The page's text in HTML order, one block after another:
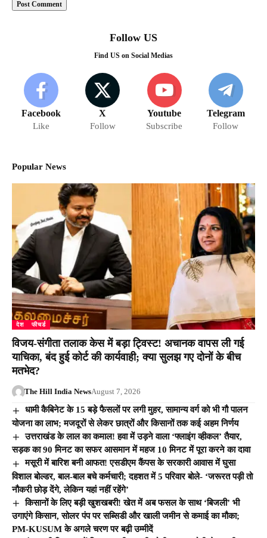
Follow US
Find US on Social Medias
Facebook
Like
X
Follow
Youtube
Subscribe
Telegram
Follow
Popular News
देश फीचर्ड
विजय-संगीता तलाक केस में बड़ा ट्विस्ट! अचानक वापस ली गई
याचिका, बंद हुई कोर्ट की कार्यवाही; क्या सुलझ गए दोनों के बीच
मतभेद?
The Hill India NewsAugust 7, 2026
धामी कैबिनेट के 15 बड़े फैसलों पर लगी मुहर, सामान्य वर्ग को भी गौ पालन
योजना का लाभ; मजदूरों से लेकर छात्रों और किसानों तक कई अहम निर्णय
उत्तराखंड के लाल का कमाल! हवा में उड़ने वाला ‘फ्लाइंग व्हीकल’ तैयार,
सड़क का 90 मिनट का सफर आसमान में महज 10 मिनट में पूरा करने का दावा
मसूरी में बारिश बनी आफत! एसडीएम कैंपस के सरकारी आवास में घुसा
विशाल बोल्डर, बाल-बाल बचे कर्मचारी; दहशत में 5 परिवार बोले- ‘जरूरत पड़ी तो
नौकरी छोड़ देंगे, लेकिन यहां नहीं रहेंगे’
किसानों के लिए बड़ी खुशखबरी! खेत में अब फसल के साथ ‘बिजली’ भी
उगाएंगे किसान, सोलर पंप पर सब्सिडी और खाली जमीन से कमाई का मौका;
PM-KUSUM के अगले चरण पर बढ़ी उम्मीदें